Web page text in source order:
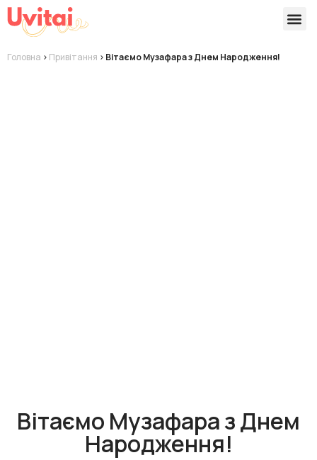
Головна > Привітання > Вітаємо Музафара з Днем Народження!
Вітаємо Музафара з Днем
Народження!